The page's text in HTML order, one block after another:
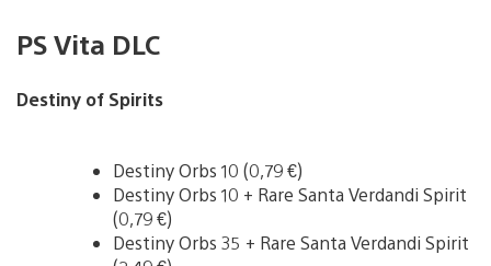
PS Vita DLC
Destiny of Spirits
Destiny Orbs 10 (0,79 €)
Destiny Orbs 10 + Rare Santa Verdandi Spirit
(0,79 €)
Destiny Orbs 35 + Rare Santa Verdandi Spirit